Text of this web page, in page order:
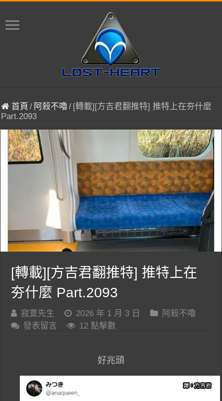
首頁 / 阿殺不嚕/ [轉載][方吉君翻推特] 推特上在夯什麼
Part.2093
[轉載][方吉君翻推特] 推特上在
夯什麼 Part.2093
寂寞先生 2026 年 1 月 3 日
阿殺不嚕
發表留言
12 點擊數
好兆頭